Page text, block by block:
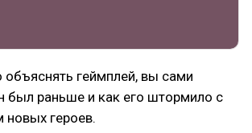
геймплей, вы сами
был раньше и как его штормило с
новых героев.